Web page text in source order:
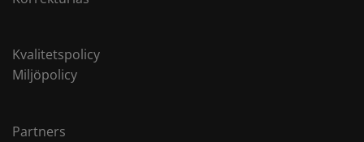
Kvalitetspolicy
Miljöpolicy
Partners